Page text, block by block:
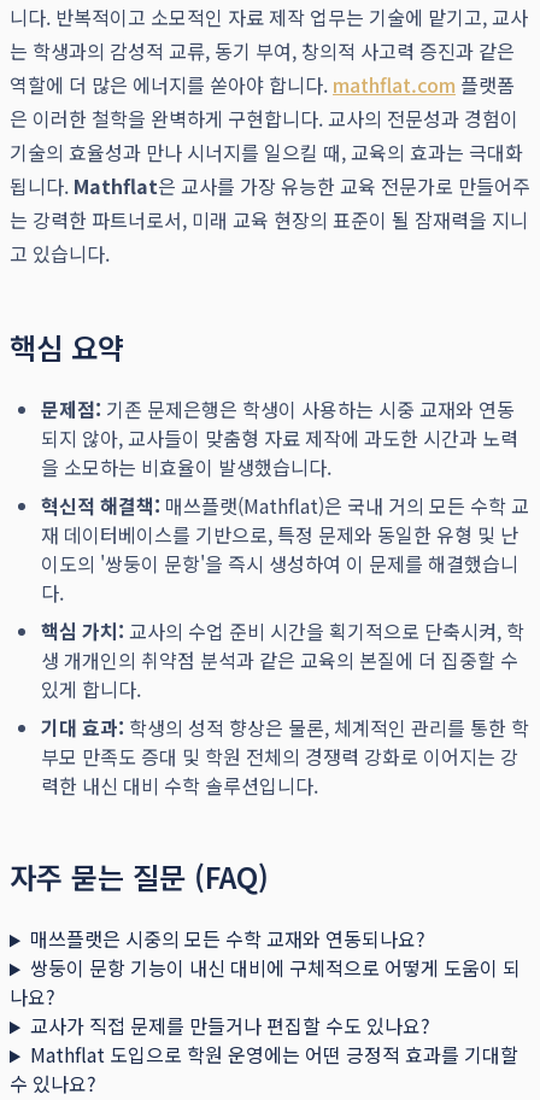
니다. 반복적이고 소모적인 자료 제작 업무는 기술에 맡기고, 교사
는 학생과의 감성적 교류, 동기 부여, 창의적 사고력 증진과 같은
역할에 더 많은 에너지를 쏟아야 합니다. mathflat.com 플랫폼
은 이러한 철학을 완벽하게 구현합니다. 교사의 전문성과 경험이
기술의 효율성과 만나 시너지를 일으킬 때, 교육의 효과는 극대화
됩니다. Mathflat은 교사를 가장 유능한 교육 전문가로 만들어주
는 강력한 파트너로서, 미래 교육 현장의 표준이 될 잠재력을 지니
고 있습니다.
핵심 요약
문제점: 기존 문제은행은 학생이 사용하는 시중 교재와 연동
되지 않아, 교사들이 맞춤형 자료 제작에 과도한 시간과 노력
을 소모하는 비효율이 발생했습니다.
혁신적 해결책: 매쓰플랫(Mathflat)은 국내 거의 모든 수학 교
재 데이터베이스를 기반으로, 특정 문제와 동일한 유형 및 난
이도의 '쌍둥이 문항'을 즉시 생성하여 이 문제를 해결했습니
다.
핵심 가치: 교사의 수업 준비 시간을 획기적으로 단축시켜, 학
생 개개인의 취약점 분석과 같은 교육의 본질에 더 집중할 수
있게 합니다.
기대 효과: 학생의 성적 향상은 물론, 체계적인 관리를 통한 학
부모 만족도 증대 및 학원 전체의 경쟁력 강화로 이어지는 강
력한 내신 대비 수학 솔루션입니다.
자주 묻는 질문 (FAQ)
매쓰플랫은 시중의 모든 수학 교재와 연동되나요?
쌍둥이 문항 기능이 내신 대비에 구체적으로 어떻게 도움이 되
나요?
교사가 직접 문제를 만들거나 편집할 수도 있나요?
Mathflat 도입으로 학원 운영에는 어떤 긍정적 효과를 기대할
수 있나요?